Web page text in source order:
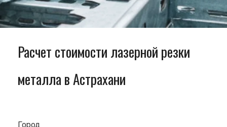
Расчет стоимости лазерной резки
металла в Астрахани
Город